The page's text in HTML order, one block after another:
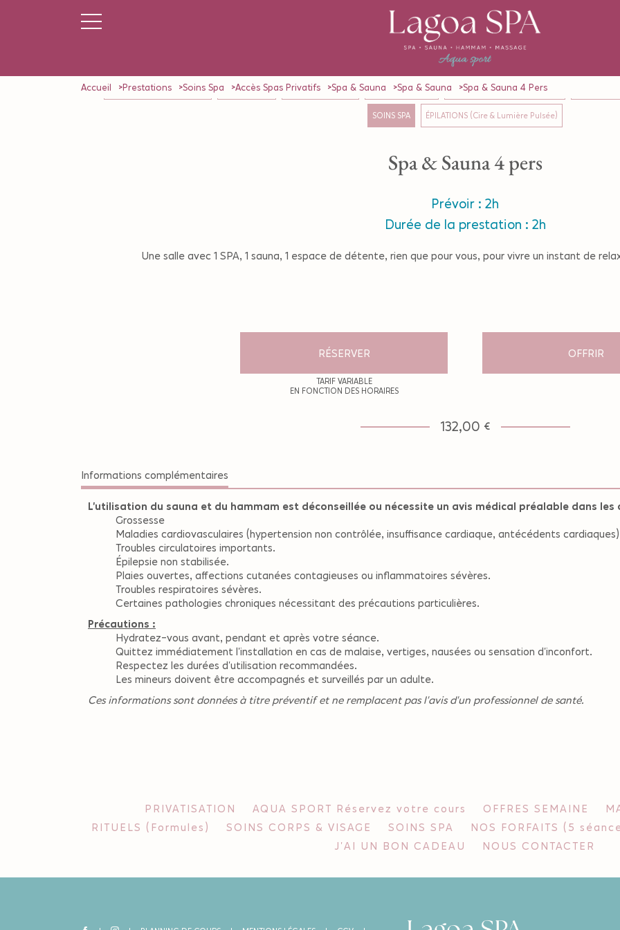
Accueil Prestations Soins Spa Accès Spas Privatifs Spa & Sauna Spa & Sauna Spa & Sauna 4 Pers
NOS FORFAITS (5 Séances) AQUA SPORT MASSAGES en Solo MASSAGE en Duo RITUELS (Formules Solo & Duo)
SOINS SPA ÉPILATIONS (Cire & Lumière Pulsée)
Spa & Sauna 4 pers
Prévoir : 2h
Durée de la prestation : 2h
Une salle avec 1 SPA, 1 sauna, 1 espace de détente, rien que pour vous, pour vivre un instant de
RÉSERVER
TARIF VARIABLE
EN FONCTION DES HORAIRES
OFFRIR
132,00 €
Informations complémentaires
L'utilisation du sauna et du hammam est déconseillée ou nécessite un avis médical préalable dans les
Grossesse
Maladies cardiovasculaires (hypertension non contrôlée, insuffisance cardiaque, antécédents
Troubles circulatoires importants.
Épilepsie non stabilisée.
Plaies ouvertes, affections cutanées contagieuses ou inflammatoires sévères.
Troubles respiratoires sévères.
Certaines pathologies chroniques nécessitant des précautions particulières.
Précautions :
Hydratez-vous avant, pendant et après votre séance.
Quittez immédiatement l'installation en cas de malaise, vertiges, nausées ou sensation d'inconfort.
Respectez les durées d'utilisation recommandées.
Les mineurs doivent être accompagnés et surveillés par un adulte.
Ces informations sont données à titre préventif et ne remplacent pas l'avis d'un professionnel de santé.
PRIVATISATION AQUA SPORT Réservez votre cours OFFRES SEMAINE
RITUELS (Formules)
SOINS CORPS & VISAGE SOINS SPA
NOS FORFAITS (5
J'AI UN BON CADEAU
NOUS CONTACTER